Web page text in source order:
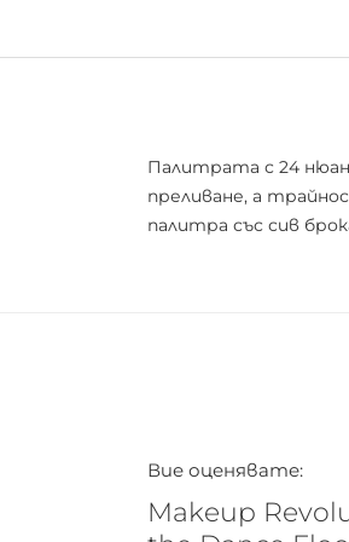
Палитрата с 24
преливане, а
палитра със сив
Вие оценявате:
Makeup